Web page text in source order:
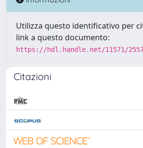
Utilizza questo identificativo per
link a questo documento:
https://hdl.handle.net/11571/
Citazioni